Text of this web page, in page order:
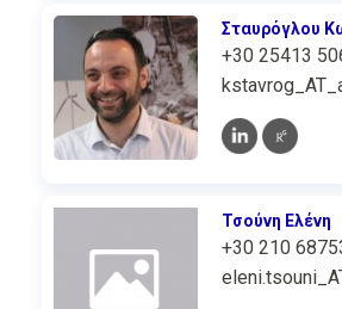
Σταυρόγλου
+30 25413
Τσούνη Ελένη
+30 210